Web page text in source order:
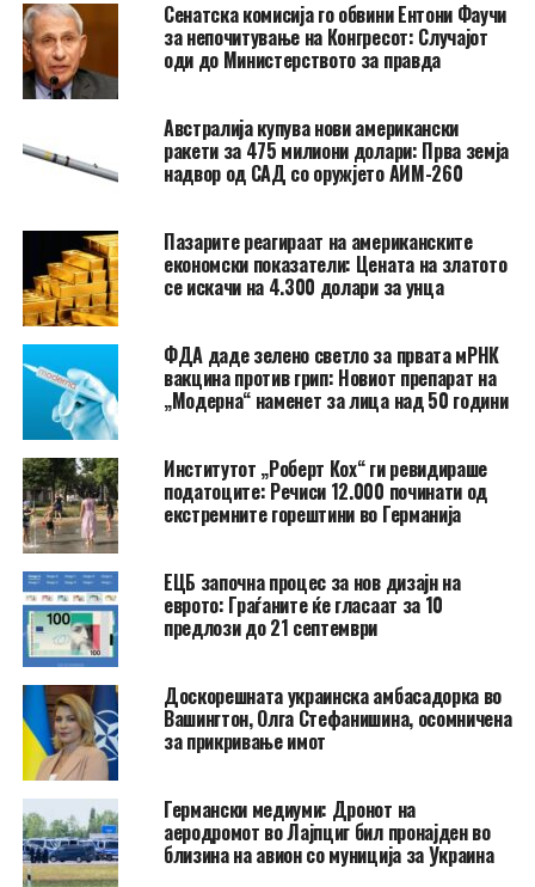
Сенатска комисија го обвини Ентони Фаучи
за непочитување на Конгресот: Случајот
оди до Министерството за правда
Австралија купува нови американски
ракети за 475 милиони долари: Прва земја
надвор од САД со оружјето АИМ-260
Пазарите реагираат на американските
економски показатели: Цената на златото
се искачи на 4.300 долари за унца
ФДА даде зелено светло за првата мРНК
вакцина против грип: Новиот препарат на
„Модерна“ наменет за лица над 50 години
Институтот „Роберт Кох“ ги ревидираше
податоците: Речиси 12.000 починати од
екстремните горештини во Германија
ЕЦБ започна процес за нов дизајн на
еврото: Граѓаните ќе гласаат за 10
предлози до 21 септември
Доскорешната украинска амбасадорка во
Вашингтон, Олга Стефанишина, осомничена
за прикривање имот
Германски медиуми: Дронот на
аеродромот во Лајпциг бил пронајден во
близина на авион со муниција за Украина